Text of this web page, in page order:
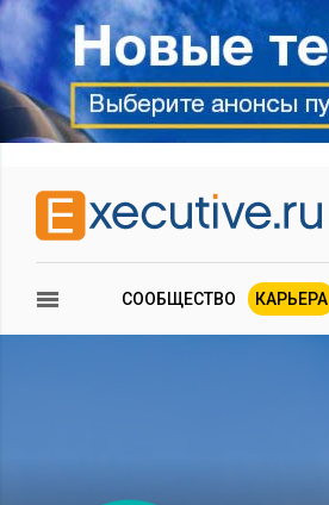
СООБЩЕСТВО КАРЬЕРА